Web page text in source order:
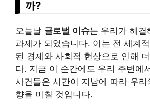
까?
오늘날 글로벌 이슈는 우리가 해
과제가 되었습니다. 이는 전 세계
된 경제와 사회적 현상으로 인해
다. 지금 이 순간에도 우리 주변에
사건들은 시간이 지남에 따라 우리
향을 미칠 것입니다.